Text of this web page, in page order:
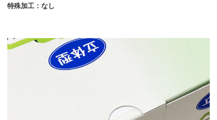
特殊加工：なし